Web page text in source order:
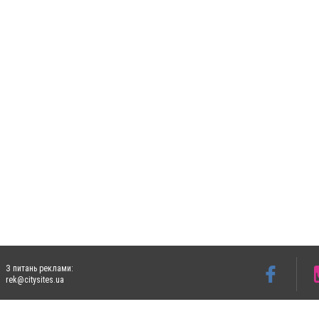
З питань реклами:
rek@citysites.ua